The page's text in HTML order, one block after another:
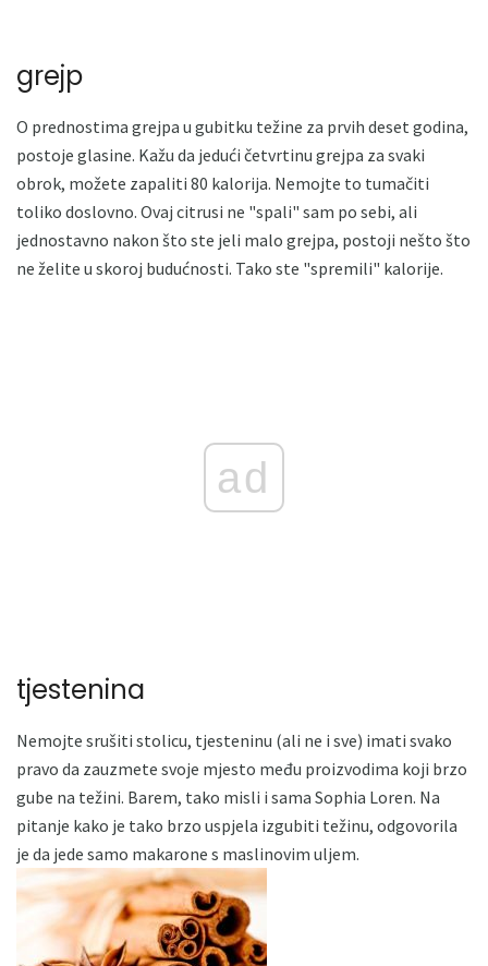
grejp
O prednostima grejpa u gubitku težine za prvih deset godina,
postoje glasine. Kažu da jedući četvrtinu grejpa za svaki
obrok, možete zapaliti 80 kalorija. Nemojte to tumačiti
toliko doslovno. Ovaj citrusi ne "spali" sam po sebi, ali
jednostavno nakon što ste jeli malo grejpa, postoji nešto što
ne želite u skoroj budućnosti. Tako ste "spremili" kalorije.
ad
tjestenina
Nemojte srušiti stolicu, tjesteninu (ali ne i sve) imati svako
pravo da zauzmete svoje mjesto među proizvodima koji brzo
gube na težini. Barem, tako misli i sama Sophia Loren. Na
pitanje kako je tako brzo uspjela izgubiti težinu, odgovorila
je da jede samo makarone s maslinovim uljem.